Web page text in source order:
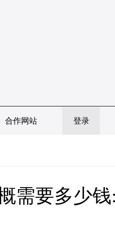
合作网站 登录
需要多少